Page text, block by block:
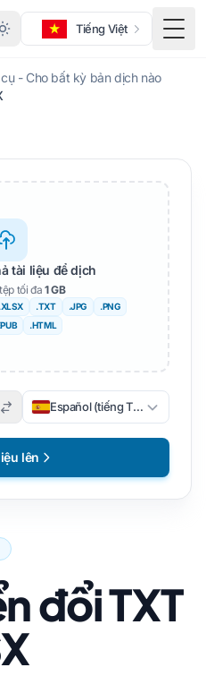
Tiếng Việt
- Cho bất kỳ bản dịch nào
đổi TXT
tài liệu để dịch
tối đa 1 GB
.XLSX .TXT .JPG
.PNG
.HTML
Español (tiếng Tây Ban Nha)
lên